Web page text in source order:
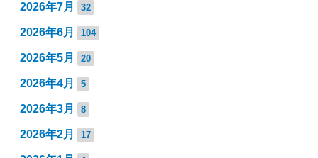
2026年7月 32
2026年6月 104
2026年5月 20
2026年4月 5
2026年3月 8
2026年2月 17